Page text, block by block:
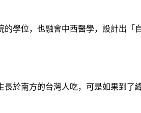
學位，也融會中西醫學，設計出「
於南方的台灣人吃，可是如果到了